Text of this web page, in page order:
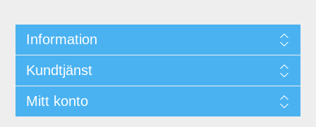
Information
Kundtjänst
Mitt konto